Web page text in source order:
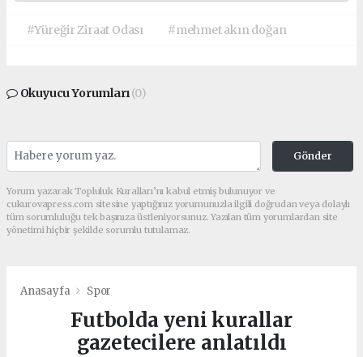
#Yüreğir Ziraat Odası #mehmet akın doğan
Okuyucu Yorumları(0)
Gönder
Yorum yazarak Topluluk Kuralları’nı kabul etmiş bulunuyor ve
cukurovapress.com sitesine yaptığınız yorumunuzla ilgili doğrudan veya dolaylı
tüm sorumluluğu tek başınıza üstleniyorsunuz. Yazılan tüm yorumlardan site
yönetimi hiçbir şekilde sorumlu tutulamaz.
Anasayfa Spor
Futbolda yeni kurallar
gazetecilere anlatıldı